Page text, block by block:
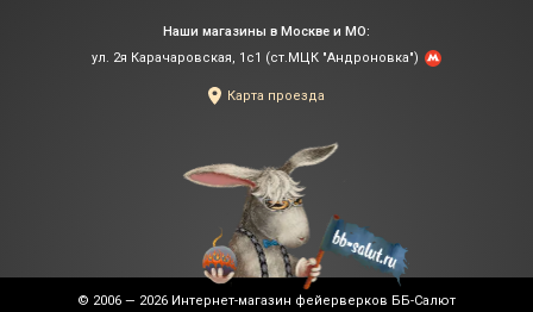
Наши магазины в Москве и МО:
ул. 2я Карачаровская, 1с1 (ст.МЦК "Андроновка")
Карта проезда
© 2006 — 2026 Интернет-магазин фейерверков ББ-Салют